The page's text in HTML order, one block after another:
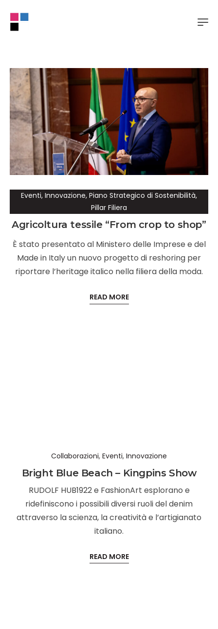
Eventi, Innovazione, Piano Strategico di Sostenibilità,
Pillar Filiera
Agricoltura tessile “From crop to shop”
È stato presentato al Ministero delle Imprese e del
Made in Italy un nuovo progetto di reshoring per
riportare l’heritage italico nella filiera della moda.
READ MORE
Collaborazioni, Eventi, Innovazione
Bright Blue Beach – Kingpins Show
RUDOLF HUB1922 e FashionArt esplorano e
ridefiniscono i possibili diversi ruoli del denim
attraverso la scienza, la creatività e l’artigianato
italiano.
READ MORE